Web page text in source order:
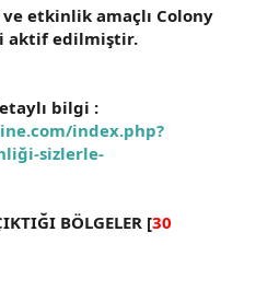
etkinlik amaçlı Colony
aktif edilmiştir.
bilgi :
index.php?
sizlerle-
BÖLGELER [30